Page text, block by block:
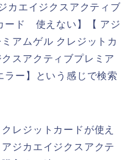
カエイジクスアクティブ
ード 使えない】【 アジ
アムゲル クレジットカ
スアクティブプレミア
ー】という感じで検索
レジットカードが使え
ジカエイジクスアクテ